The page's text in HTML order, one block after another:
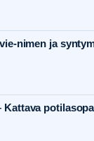
nimen ja